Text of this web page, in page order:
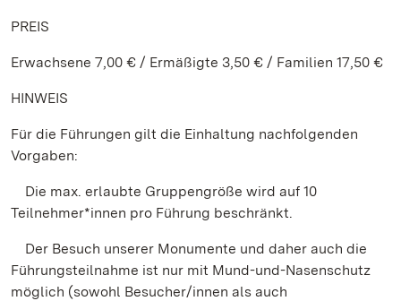
PREIS
Erwachsene 7,00 € / Ermäßigte 3,50 € / Familien 17,50 €
HINWEIS
Für die Führungen gilt die Einhaltung nachfolgenden
Vorgaben:
Die max. erlaubte Gruppengröße wird auf 10
Teilnehmer*innen pro Führung beschränkt.
Der Besuch unserer Monumente und daher auch die
Führungsteilnahme ist nur mit Mund-und-Nasenschutz
möglich (sowohl Besucher/innen als auch